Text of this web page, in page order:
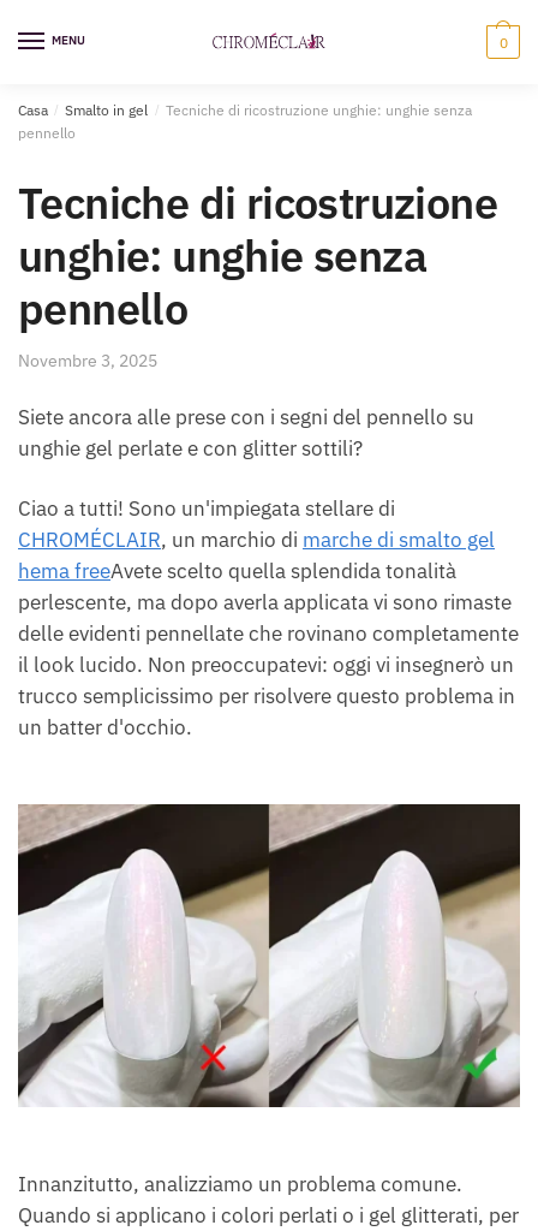
alla
MENU 0
Casa / Smalto in gel / Tecniche di ricostruzione unghie: unghie senza
pennello
Tecniche di ricostruzione
unghie: unghie senza
pennello
Novembre 3, 2025
Siete ancora alle prese con i segni del pennello su
unghie gel perlate e con glitter sottili?
Ciao a tutti! Sono un'impiegata stellare di
CHROMÉCLAIR, un marchio di marche di smalto gel
hema freeAvete scelto quella splendida tonalità
perlescente, ma dopo averla applicata vi sono rimaste
delle evidenti pennellate che rovinano completamente
il look lucido. Non preoccupatevi: oggi vi insegnerò un
trucco semplicissimo per risolvere questo problema in
un batter d'occhio.
Innanzitutto, analizziamo un problema comune.
Quando si applicano i colori perlati o i gel glitterati, per